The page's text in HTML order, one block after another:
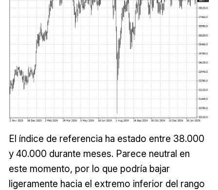
El índice de referencia ha estado entre 38.000
y 40.000 durante meses. Parece neutral en
este momento, por lo que podría bajar
ligeramente hacia el extremo inferior del rango